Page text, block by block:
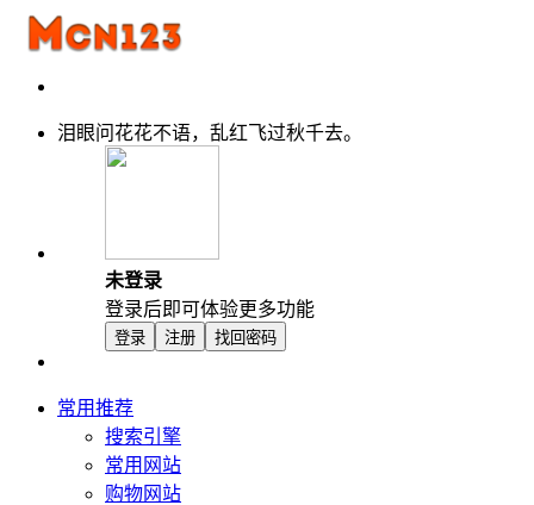
泪眼问花花不语，乱红飞过秋千去。
未登录
登录后即可体验更多功能
登录 注册 找回密码
常用推荐
搜索引擎
常用网站
购物网站